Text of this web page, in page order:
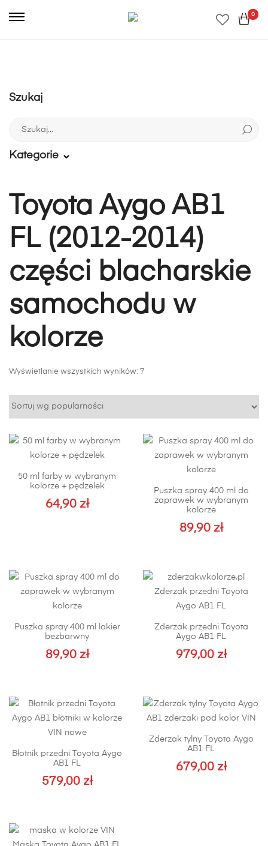
0
Toyota Aygo AB1
FL (2012-2014)
części blacharskie
samochodu w
kolorze
Wyświetlanie wszystkich wyników: 7
50 ml farby w wybranym
kolorze + pędzelek
64,90 zł
Puszka spray 400 ml do
zaprawek w wybranym
kolorze
89,90 zł
Puszka spray 400 ml lakier
bezbarwny
89,90 zł
Zderzak przedni Toyota
Aygo AB1 FL
979,00 zł
Błotnik przedni Toyota Aygo
AB1 FL
579,00 zł
ma
wiele
Zderzak tylny Toyota Aygo
AB1 FL
679,00 zł
Szukaj
Szukaj:
Kategorie